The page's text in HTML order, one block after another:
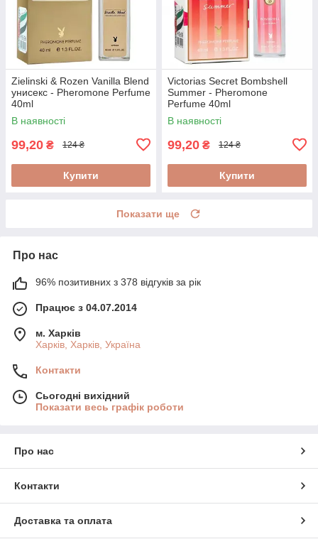
Zielinski & Rozen Vanilla Blend
унисекс - Pheromone Perfume
40ml
В наявності
99,20 ₴ 124 ₴
Купити
Victorias Secret Bombshell
Summer - Pheromone
Perfume 40ml
В наявності
99,20 ₴ 124 ₴
Купити
Показати ще
Про нас
96% позитивних з 378 відгуків за рік
Працює з 04.07.2014
м. Харків
Харків, Харків, Україна
Контакти
Сьогодні вихідний
Показати весь графік роботи
Про нас
Контакти
Доставка та оплата